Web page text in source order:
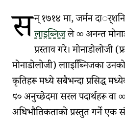
सन् १७१४ मा, जर्मन
लाइब्निजले∞ अनन्त
प्रस्ताव गरे। मोनाडोलोजी
मोनाडोलोजी) लााइब्नििजका
कृतिहरू मध्ये सबैभन्दा प्रसिद्ध
९० अनुच्छेदमासरल पदार्थहरूवा
अधिभौतिकताकोप्रस्तुत गर्ने एक